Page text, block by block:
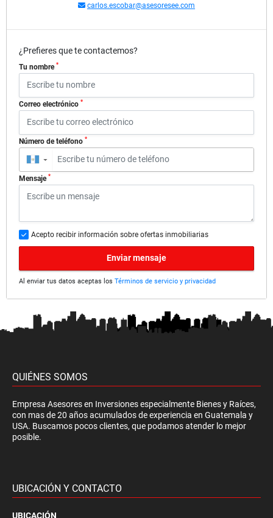
carlos.escobar@asesoresee.com
¿Prefieres que te contactemos?
Tu nombre *
Correo electrónico *
Número de teléfono *
▼
Mensaje *
Acepto recibir información sobre ofertas inmobiliarias
Enviar mensaje
Al enviar tus datos aceptas los Términos de servicio y privacidad
QUIÉNES SOMOS
Empresa Asesores en Inversiones especialmente Bienes y Raíces,
con mas de 20 años acumulados de experiencia en Guatemala y
USA. Buscamos pocos clientes, que podamos atender lo mejor
posible.
UBICACIÓN Y CONTACTO
UBICACIÓN